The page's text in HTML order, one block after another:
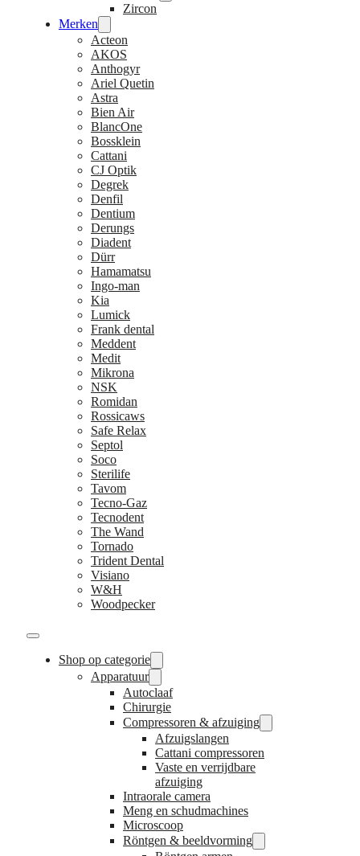
Zircon
Merken
Acteon
AKOS
Anthogyr
Ariel Quetin
Astra
Bien Air
BlancOne
Bossklein
Cattani
CJ Optik
Degrek
Denfil
Dentium
Derungs
Diadent
Dürr
Hamamatsu
Ingo-man
Kia
Lumick
Frank dental
Meddent
Medit
Mikrona
NSK
Romidan
Rossicaws
Safe Relax
Septol
Soco
Sterilife
Tavom
Tecno-Gaz
Tecnodent
The Wand
Tornado
Trident Dental
Visiano
W&H
Woodpecker
Shop op categorie
Apparatuur
Autoclaaf
Chirurgie
Compressoren & afzuiging
Afzuigslangen
Cattani compressoren
Vaste en verrijdbare
afzuiging
Intraorale camera
Meng en schudmachines
Microscoop
Röntgen & beeldvorming